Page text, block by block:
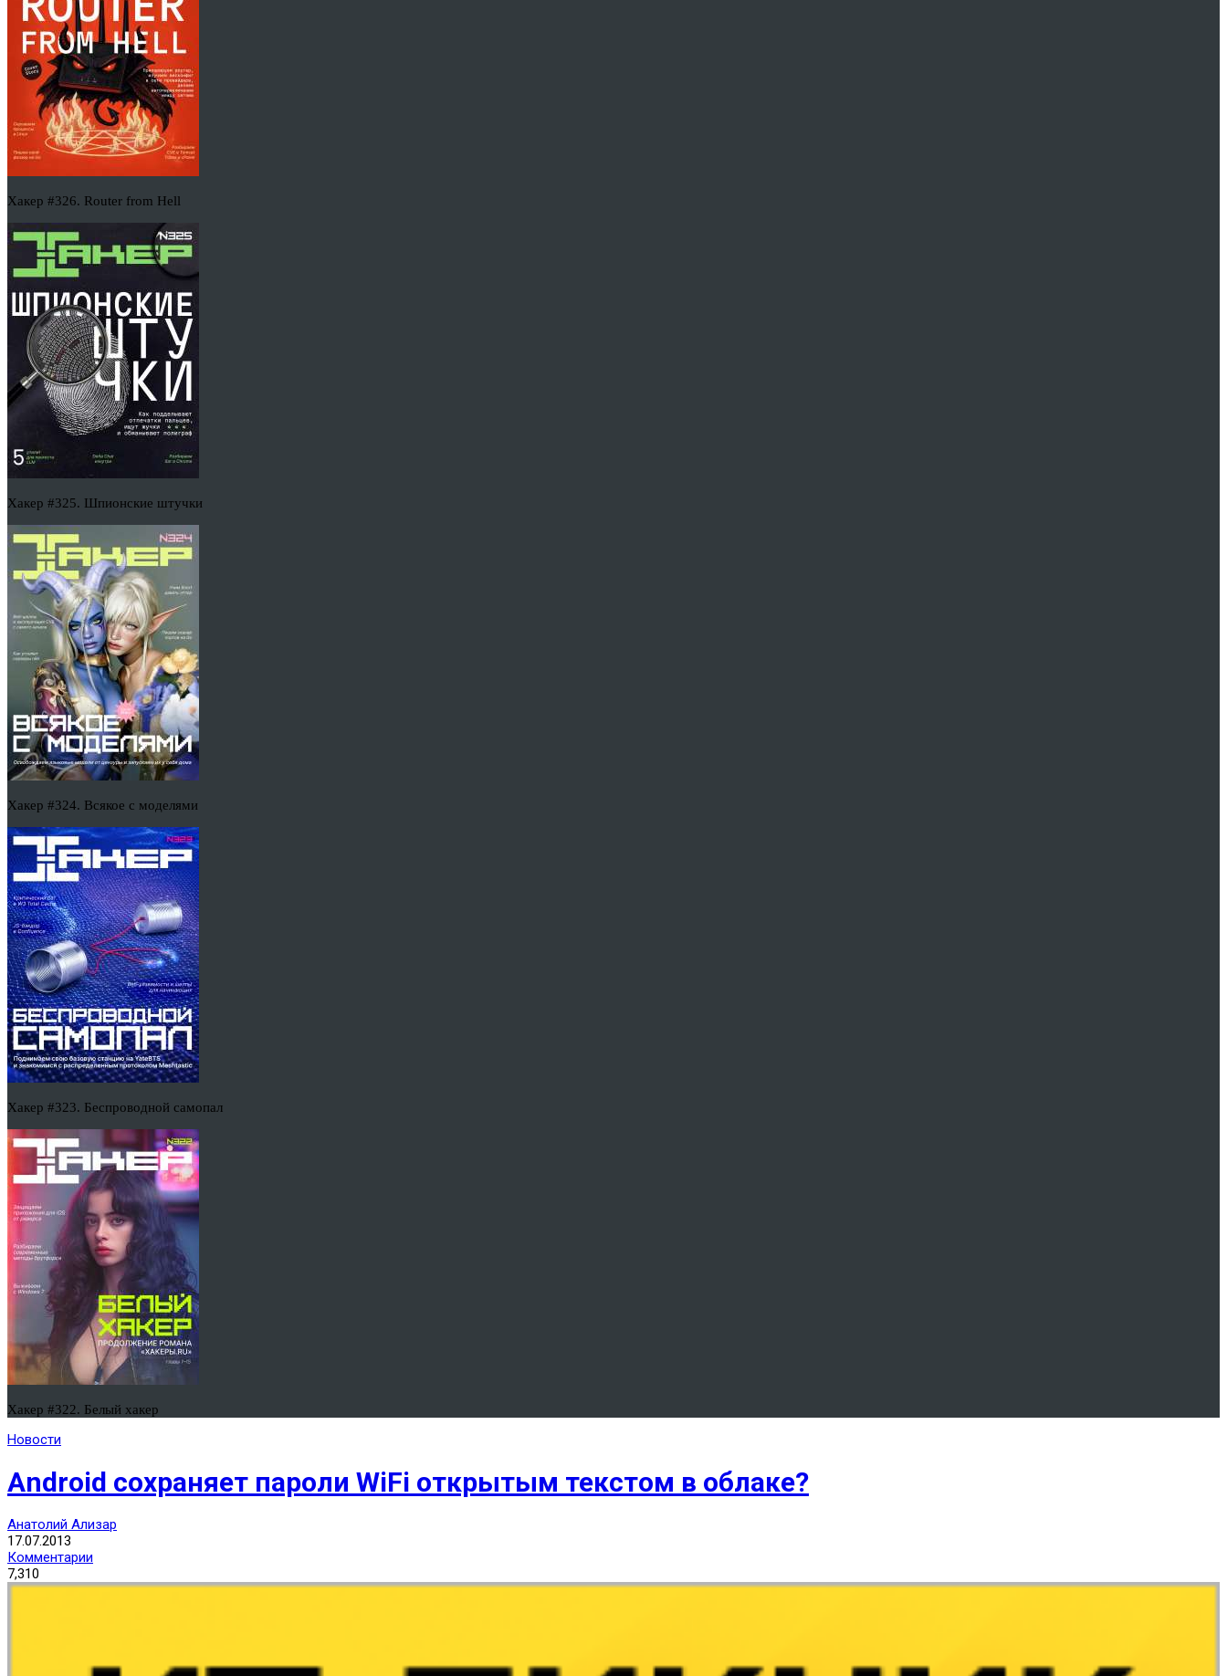
Хакер #326. Router from Hell
Хакер #325. Шпионские штучки
Хакер #324. Всякое с моделями
Хакер #323. Беспроводной самопал
Хакер #322. Белый хакер
Новости
Android сохраняет пароли WiFi открытым текстом в облаке?
Анатолий Ализар
17.07.2013
Комментарии
7,310